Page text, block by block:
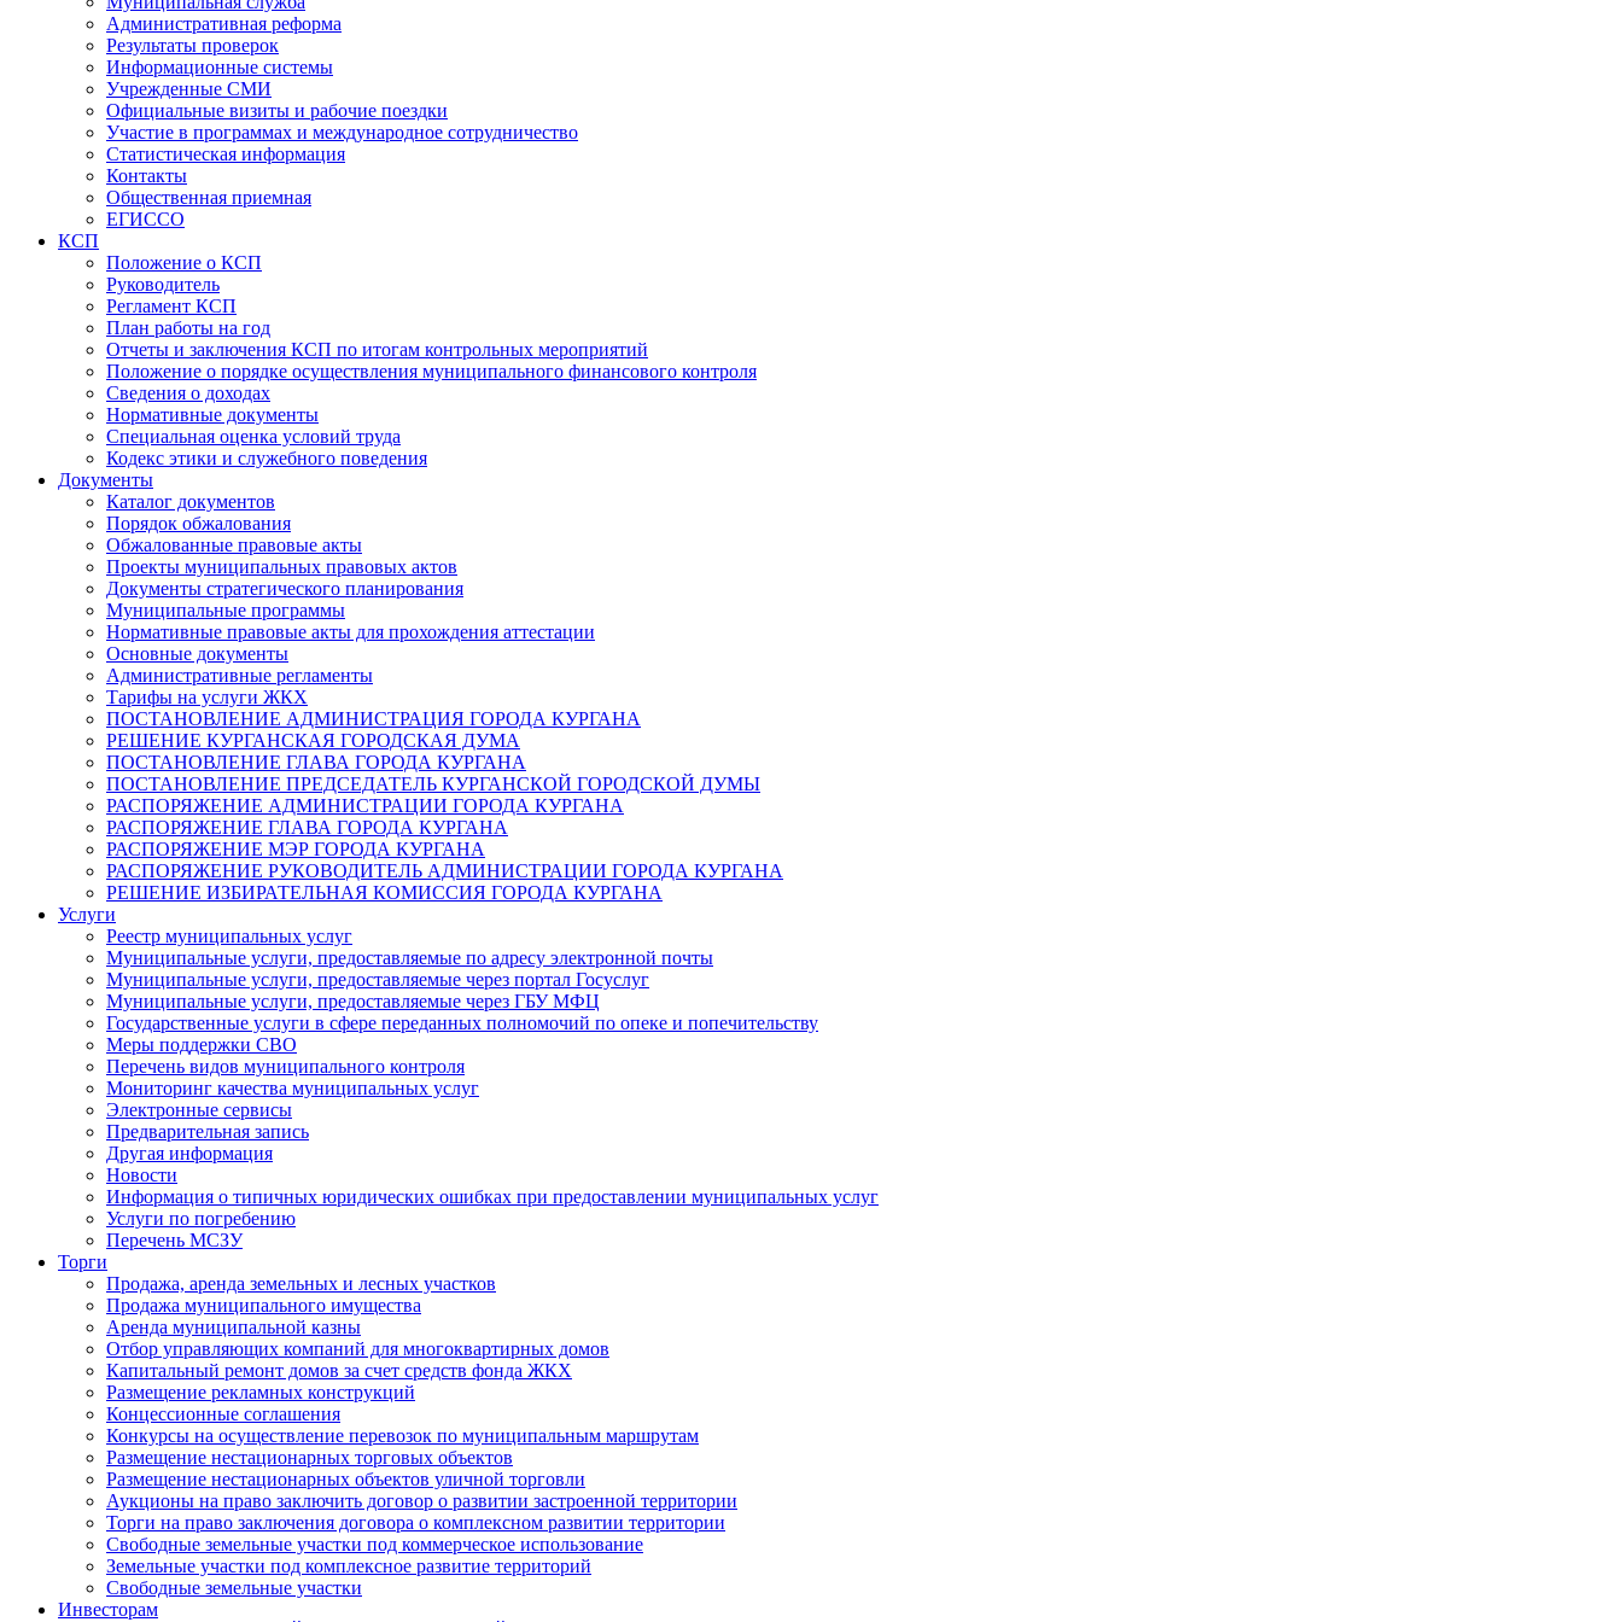
Административная реформа
Результаты проверок
Информационные системы
Учрежденные СМИ
Официальные визиты и рабочие поездки
Участие в программах и международное сотрудничество
Статистическая информация
Контакты
Общественная приемная
ЕГИССО
КСП
Положение о КСП
Руководитель
Регламент КСП
План работы на год
Отчеты и заключения КСП по итогам контрольных мероприятий
Положение о порядке осуществления муниципального финансового контроля
Сведения о доходах
Нормативные документы
Специальная оценка условий труда
Кодекс этики и служебного поведения
Документы
Каталог документов
Порядок обжалования
Обжалованные правовые акты
Проекты муниципальных правовых актов
Документы стратегического планирования
Муниципальные программы
Нормативные правовые акты для прохождения аттестации
Основные документы
Административные регламенты
Тарифы на услуги ЖКХ
ПОСТАНОВЛЕНИЕ АДМИНИСТРАЦИЯ ГОРОДА КУРГАНА
РЕШЕНИЕ КУРГАНСКАЯ ГОРОДСКАЯ ДУМА
ПОСТАНОВЛЕНИЕ ГЛАВА ГОРОДА КУРГАНА
ПОСТАНОВЛЕНИЕ ПРЕДСЕДАТЕЛЬ КУРГАНСКОЙ ГОРОДСКОЙ ДУМЫ
РАСПОРЯЖЕНИЕ АДМИНИСТРАЦИИ ГОРОДА КУРГАНА
РАСПОРЯЖЕНИЕ ГЛАВА ГОРОДА КУРГАНА
РАСПОРЯЖЕНИЕ МЭР ГОРОДА КУРГАНА
РАСПОРЯЖЕНИЕ РУКОВОДИТЕЛЬ АДМИНИСТРАЦИИ ГОРОДА КУРГАНА
РЕШЕНИЕ ИЗБИРАТЕЛЬНАЯ КОМИССИЯ ГОРОДА КУРГАНА
Услуги
Реестр муниципальных услуг
Муниципальные услуги, предоставляемые по адресу электронной почты
Муниципальные услуги, предоставляемые через портал Госуслуг
Муниципальные услуги, предоставляемые через ГБУ МФЦ
Государственные услуги в сфере переданных полномочий по опеке и попечительству
Меры поддержки СВО
Перечень видов муниципального контроля
Мониторинг качества муниципальных услуг
Электронные сервисы
Предварительная запись
Другая информация
Новости
Информация о типичных юридических ошибках при предоставлении муниципальных услуг
Услуги по погребению
Перечень МСЗУ
Торги
Продажа, аренда земельных и лесных участков
Продажа муниципального имущества
Аренда муниципальной казны
Отбор управляющих компаний для многоквартирных домов
Капитальный ремонт домов за счет средств фонда ЖКХ
Размещение рекламных конструкций
Концессионные соглашения
Конкурсы на осуществление перевозок по муниципальным маршрутам
Размещение нестационарных торговых объектов
Размещение нестационарных объектов уличной торговли
Аукционы на право заключить договор о развитии застроенной территории
Торги на право заключения договора о комплексном развитии территории
Свободные земельные участки под коммерческое использование
Земельные участки под комплексное развитие территорий
Свободные земельные участки
Инвесторам